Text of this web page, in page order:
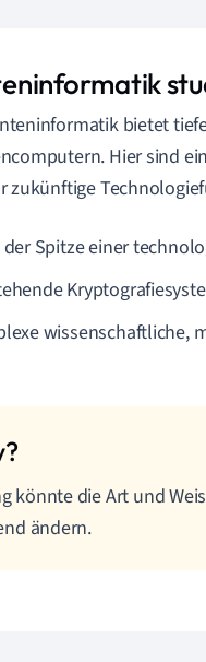
bietet
Hier sind
zukünftige
Spitze einer
wissenschaftliche,
könnte die Art und
ändern.